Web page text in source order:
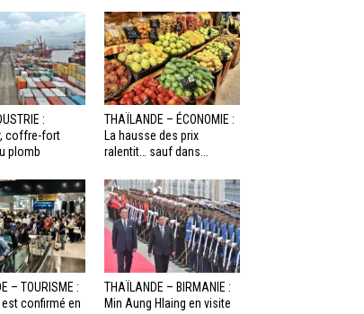
:
coffre-fort
plomb
THAÏLANDE – ÉCONOMIE :
La hausse des prix
ralentit… sauf dans...
– TOURISME :
est confirmé en
THAÏLANDE – BIRMANIE :
Min Aung Hlaing en visite